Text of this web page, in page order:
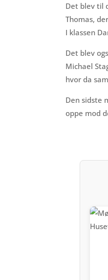
Det blev til
Thomas,
I klassen
Det blev
Michael
hvor da
Den sidste
oppe mod